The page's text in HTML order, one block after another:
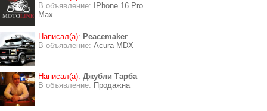
В объявление:
IPhone 16 Pro
Max
Написал(а): Peacemaker
В объявление: Acura MDX
Написал(а): Джубли Тарба
В объявление: Продажна